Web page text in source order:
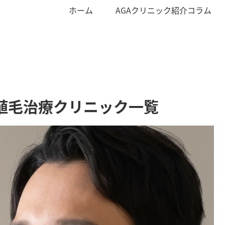
ホーム AGAクリニック紹介コラム
毛治療クリニック一覧